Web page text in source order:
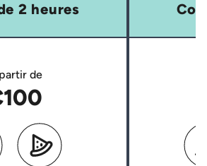
2 heures
de